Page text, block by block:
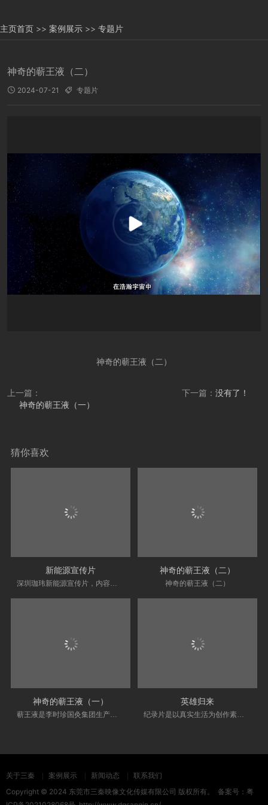
主页首页 >> 案例展示 >> 专题片
神奇的蕲王液（二）
 2024-07-21  专题片
神奇的蕲王液（二）
上一篇：
神奇的蕲王液（一）
下一篇： 没有了！
猜你喜欢
新能源宣传片
深圳珈玮新能源宣传片，内容从梦想启程。这···
神奇的蕲王液（二）
神奇的蕲王液（二）
神奇的蕲王液（一）
蕲王液是李时珍国灸集团生产的一款能缓解···
英雄归来
纪录片是以真实生活为创作素材，以真人真···
关于三秦 案例展示 新闻动态
联系我们
Copyright © 2024 东莞市三秦映像文化传媒有限公司 版权所有。 备案号： 粤